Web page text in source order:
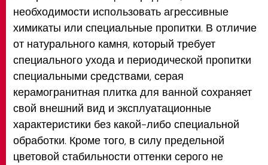
необходимости использовать агрессивные
химикаты или специальные пропитки. В отличие
от натурального камня, который требует
специального ухода и периодической пропитки
специальными средствами, серая
керамогранитная плитка для ванной сохраняет
свой внешний вид и эксплуатационные
характеристики без какой-либо специальной
обработки. Кроме того, в силу предельной
цветовой стабильности оттенки серого не